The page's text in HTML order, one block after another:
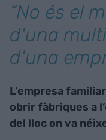
“No és el
d'una
d'una
L’empresa
obrir fàbriques a
del lloc on va